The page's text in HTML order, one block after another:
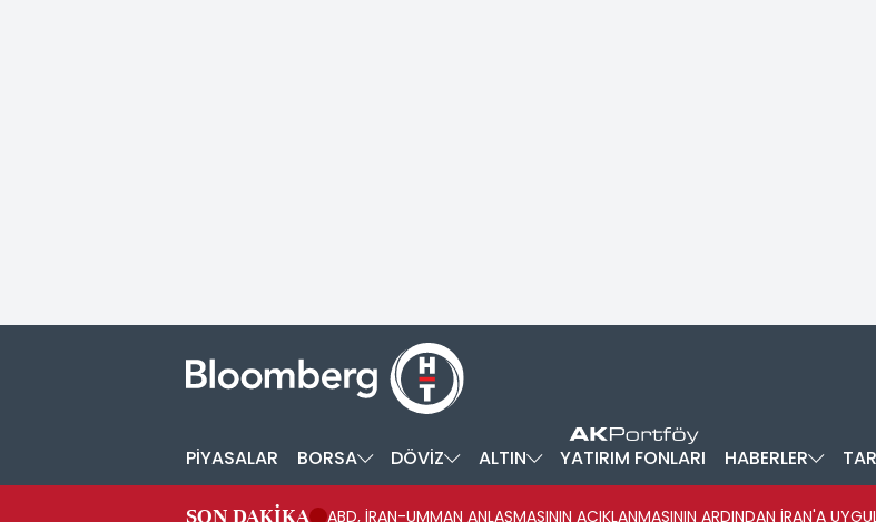
PİYASALAR BORSA DÖVİZ ALTIN YATIRIM FONLARI HABERLER
SON DAKİKA ABD, İRAN-UMMAN ANLAŞMASININ AÇIKLANMASININ ARDINDAN İRAN'A